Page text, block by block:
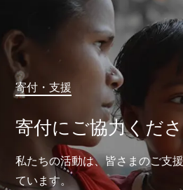
寄付・支援
寄付にご協力くだ
私たちの活動は、皆さまのご支
ています。